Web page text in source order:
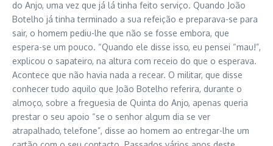
do Anjo, uma vez que já lá tinha feito serviço. Quando João
Botelho já tinha terminado a sua refeição e preparava-se para
sair, o homem pediu-lhe que não se fosse embora, que
espera-se um pouco. “Quando ele disse isso, eu pensei “mau!”,
explicou o sapateiro, na altura com receio do que o esperava.
Acontece que não havia nada a recear. O militar, que disse
conhecer tudo aquilo que João Botelho referira, durante o
almoço, sobre a freguesia de Quinta do Anjo, apenas queria
prestar o seu apoio “se o senhor algum dia se ver
atrapalhado, telefone”, disse ao homem ao entregar-lhe um